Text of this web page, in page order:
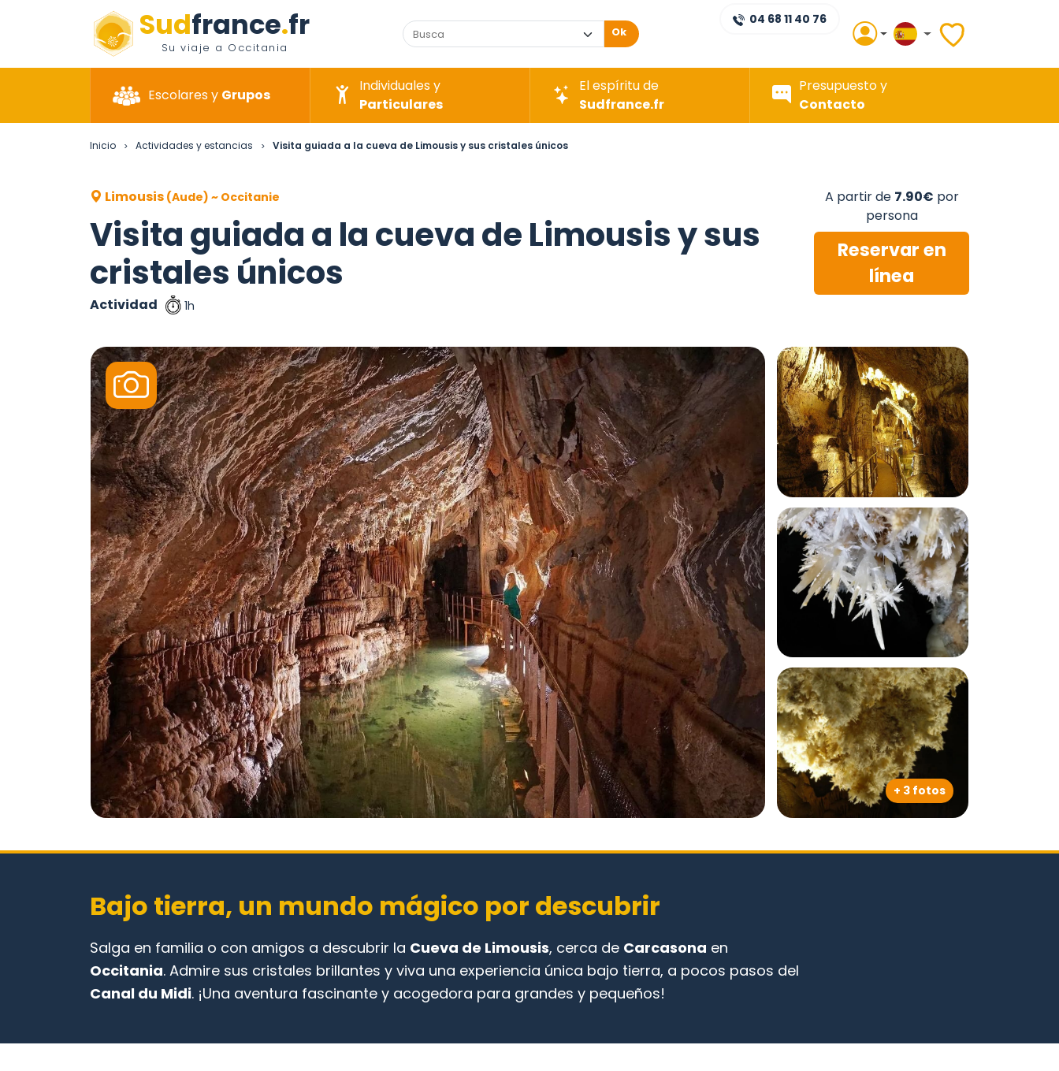
Sudfrance.fr
Su viaje a Occitania
Ok
04 68 11 40 76
Escolares y Grupos
Individuales y
Particulares
El espíritu de
Sudfrance.fr
Presupuesto y
Contacto
Inicio > Actividades y estancias > Visita guiada a la cueva de Limousis y sus cristales únicos
Visita guiada a la cueva de Limousis y sus
cristales únicos
Actividad 1h
Limousis (Aude) ~ Occitanie A partir de 7.90€ por
persona
Reservar en
línea
+ 3 fotos
Bajo tierra, un mundo mágico por descubrir
Salga en familia o con amigos a descubrir la Cueva de Limousis, cerca de Carcasona en
Occitania. Admire sus cristales brillantes y viva una experiencia única bajo tierra, a pocos pasos del
Canal du Midi. ¡Una aventura fascinante y acogedora para grandes y pequeños!